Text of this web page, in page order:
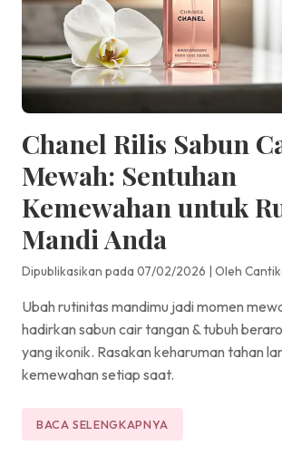
Chanel Rilis Sabun
Mewah: Sentuhan
Kemewahan untuk
Mandi Anda
Dipublikasikan pada 07/02/2026 | Oleh
Ubah rutinitas mandimu jadi momen
hadirkan sabun cair tangan & tubuh
yang ikonik. Rasakan keharuman tahan
kemewahan setiap saat.
BACA SELENGKAPNYA